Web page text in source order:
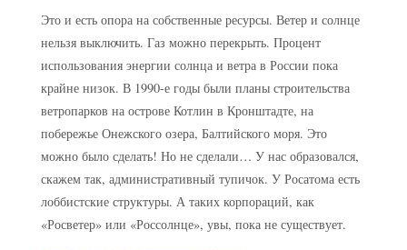
Это и есть опора на собственные ресурсы. Ветер и солнце
нельзя выключить. Газ можно перекрыть. Процент
использования энергии солнца и ветра в России пока
крайне низок. В 1990-е годы были планы строительства
ветропарков на острове Котлин в Кронштадте, на
побережье Онежского озера, Балтийского моря. Это
можно было сделать! Но не сделали… У нас образовался,
скажем так, административный тупичок. У Росатома есть
лоббистские структуры. А таких корпораций, как
«Росветер» или «Россолнце», увы, пока не существует.